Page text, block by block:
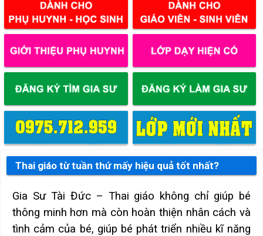
Thai giáo từ tuần thứ mấy hiệu quả tốt nhất?
Gia Sư Tài Đức – Thai giáo không chỉ giúp bé
thông minh hơn mà còn hoàn thiện nhân cách và
tình cảm của bé, giúp bé phát triển nhiều kĩ năng